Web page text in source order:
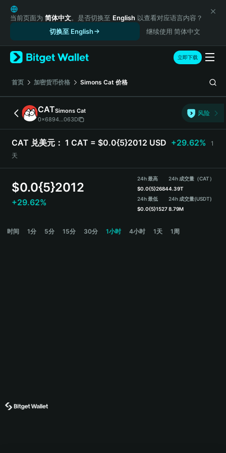
English
日本語
Русский
Español (Latinoamérica)
Türkçe
Italiano
Deutsch
简体中文
繁體中文
Português (Portugal)
Bahasa Indonesia
Español
当前页面为 简体中文。是否切换至 English 以查看对应语言内容？
切换至 English
继续使用 简体中文
立即下载
首页 加密货币价格 Simons Cat 价格
CATSimons Cat
0x6894...063D
风险
CAT 兑美元： 1 CAT = $0.0{5}2012 USD +29.62%
1
天
$0.0{5}2012
+29.62%
24h 最高
$0.0{5}2684
24h 最低
$0.0{5}1527
24h 成交量（CAT）
4.39T
24h 成交量(USDT)
8.79M
时间 1分 5分 15分 30分 1小时 4小时 1天 1周